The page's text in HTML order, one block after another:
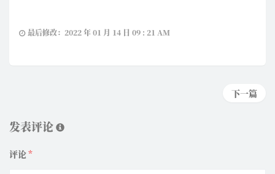
最后修改：2022 年 01 月 14 日 09 : 21 AM
下一篇
发表评论
评论*